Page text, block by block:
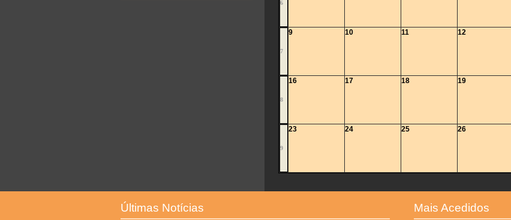
6
7
9 10 11 12
8
16 17 18 19
9
23 24 25 26
Últimas Notícias Mais Acedidos